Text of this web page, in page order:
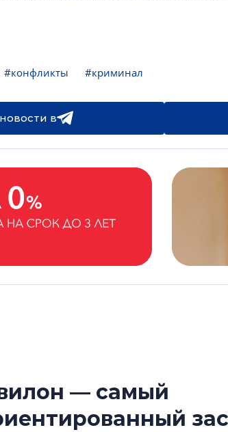
#конфликты #криминал
в
— самый